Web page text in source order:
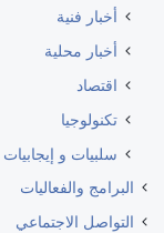
أخبار فنية
أخبار محلية
اقتصاد
تكنولوجيا
سلبيات و إيجابيات
البرامج والفعاليات
التواصل الاجتماعي